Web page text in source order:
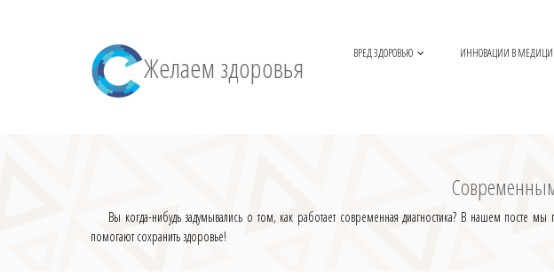
Желаем здоровья ВРЕД ЗДОРОВЬЮ ИННОВАЦИИ В
Вы когда-нибудь задумывались о том, как работает современная диагностика? В нашем посте
помогают сохранить здоровье!